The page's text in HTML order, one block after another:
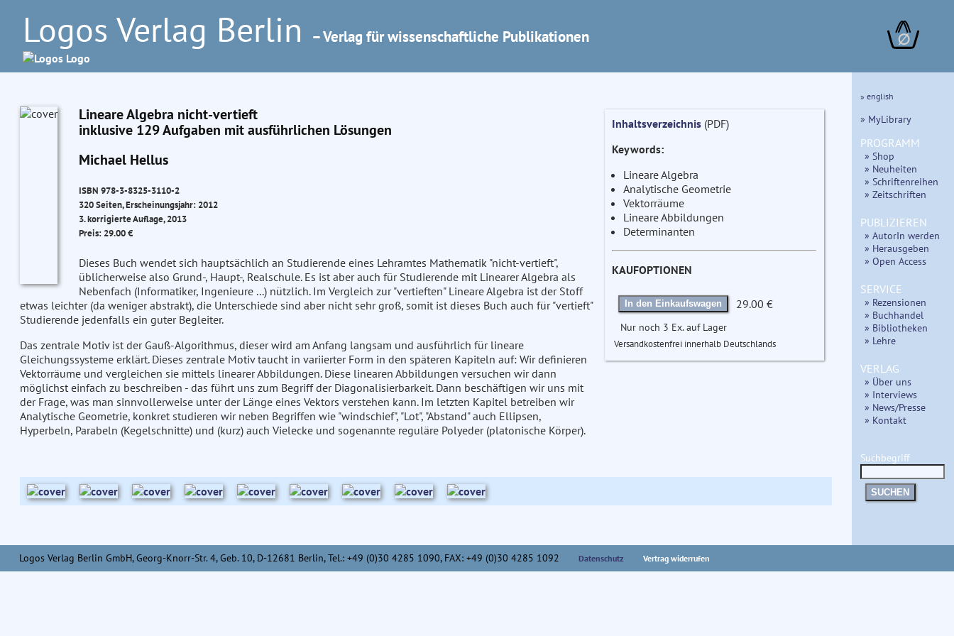
Logos Verlag Berlin – Verlag für wissenschaftliche Publikationen ∅
Lineare Algebra nicht-vertieft
inklusive 129 Aufgaben mit ausführlichen Lösungen
Michael Hellus
ISBN 978-3-8325-3110-2
320 Seiten, Erscheinungsjahr: 2012
3. korrigierte Auflage, 2013
Preis: 29.00 €
Dieses Buch wendet sich hauptsächlich an Studierende eines Lehramtes Mathematik "nicht-vertieft",
üblicherweise also Grund-, Haupt-, Realschule. Es ist aber auch für Studierende mit Linearer Algebra als
Nebenfach (Informatiker, Ingenieure ...) nützlich. Im Vergleich zur "vertieften" Lineare Algebra ist der Stoff
etwas leichter (da weniger abstrakt), die Unterschiede sind aber nicht sehr groß, somit ist dieses Buch auch für "vertieft"
Studierende jedenfalls ein guter Begleiter.
Das zentrale Motiv ist der Gauß-Algorithmus, dieser wird am Anfang langsam und ausführlich für lineare
Gleichungssysteme erklärt. Dieses zentrale Motiv taucht in variierter Form in den späteren Kapiteln auf: Wir definieren
Vektorräume und vergleichen sie mittels linearer Abbildungen. Diese linearen Abbildungen versuchen wir dann
möglichst einfach zu beschreiben - das führt uns zum Begriff der Diagonalisierbarkeit. Dann beschäftigen wir uns mit
der Frage, was man sinnvollerweise unter der Länge eines Vektors verstehen kann. Im letzten Kapitel betreiben wir
Analytische Geometrie, konkret studieren wir neben Begriffen wie "windschief", "Lot", "Abstand" auch Ellipsen,
Hyperbeln, Parabeln (Kegelschnitte) und (kurz) auch Vielecke und sogenannte reguläre Polyeder (platonische Körper).
Inhaltsverzeichnis(PDF)
Keywords:
Lineare Algebra
Analytische Geometrie
Vektorräume
Lineare Abbildungen
Determinanten
KAUFOPTIONEN
In den Einkaufswagen 29.00 €
Nur noch 3 Ex. auf Lager
Versandkostenfrei innerhalb Deutschlands
» english
» MyLibrary
PROGRAMM
» Shop
» Neuheiten
» Schriftenreihen
» Zeitschriften
PUBLIZIEREN
» AutorIn werden
» Herausgeben
» Open Access
SERVICE
» Rezensionen
» Buchhandel
» Bibliotheken
» Lehre
VERLAG
» Über uns
» Interviews
» News/Presse
» Kontakt
Suchbegriff
SUCHEN
Logos Verlag Berlin GmbH, Georg-Knorr-Str. 4, Geb. 10, D-12681 Berlin, Tel.: +49 (0)30 4285 1090, FAX: +49 (0)30 4285 1092 Datenschutz Vertrag widerrufen